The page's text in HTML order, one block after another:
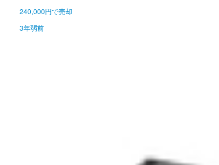
240,000円で売却
3年弱前